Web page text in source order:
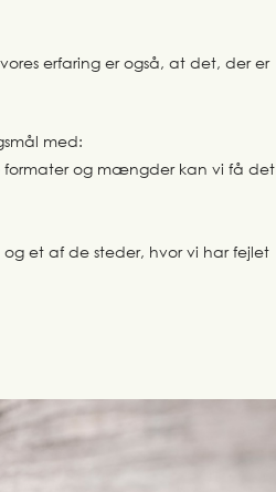
erfaring er også, at det, der er
med:
formater og mængder kan vi få det
et af de steder, hvor vi har fejlet